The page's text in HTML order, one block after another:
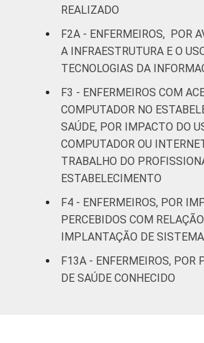
LOCALIZAÇÃO
Estudos para o
Sociedade da Informação
Pesquisa sobre o uso das
informação e comunicação nos
estabelecimentos de saúde
Saúde 2017.
REALIZADO
F2A - ENFERMEIROS, POR
A INFRAESTRUTURA E O
TECNOLOGIAS DA
F3 - ENFERMEIROS COM
COMPUTADOR NO
SAÚDE, POR IMPACTO DO
COMPUTADOR OU
TRABALHO DO
ESTABELECIMENTO
F4 - ENFERMEIROS, POR
PERCEBIDOS COM
IMPLANTAÇÃO DE
F13A - ENFERMEIROS, POR
DE SAÚDE CONHECIDO